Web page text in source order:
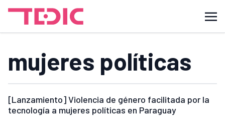
mujeres políticas
[Lanzamiento] Violencia de género facilitada por la
tecnología a mujeres políticas en Paraguay